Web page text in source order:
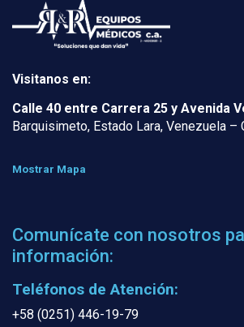
Visitanos en:
Calle 40 entre Carrera 25 y Avenida
Barquisimeto, Estado Lara, Venezuela
Mostrar Mapa
Comunícate con nosotros
información:
Teléfonos de Atención:
+58 (0251) 446-19-79